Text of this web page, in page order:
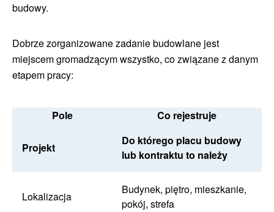
budowy.
Dobrze zorganizowane zadanie budowlane jest
miejscem gromadzącym wszystko, co związane z danym
etapem pracy:
Pole Co rejestruje
Projekt
Do którego placu budowy
lub kontraktu to należy
Lokalizacja
Budynek, piętro, mieszkanie,
pokój, strefa